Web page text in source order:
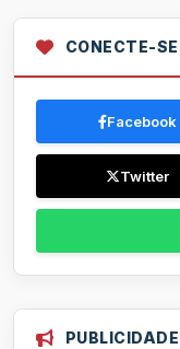
CONECTE-SE
Facebook
Twitter
PUBLICIDADE